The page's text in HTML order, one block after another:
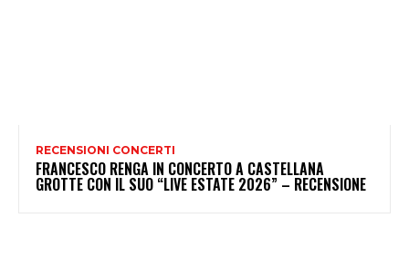
RECENSIONI CONCERTI
FRANCESCO RENGA IN CONCERTO A CASTELLANA
GROTTE CON IL SUO “LIVE ESTATE 2026” – RECENSIONE